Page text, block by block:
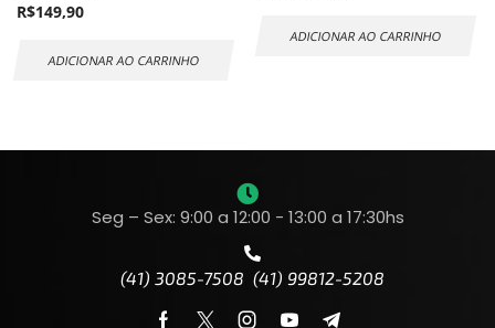
R$149,90
ADICIONAR AO CARRINHO
ADICIONAR AO CARRINHO
Seg – Sex: 9:00 a 12:00 - 13:00 a 17:30hs
(41) 3085-7508 (41) 99812-5208